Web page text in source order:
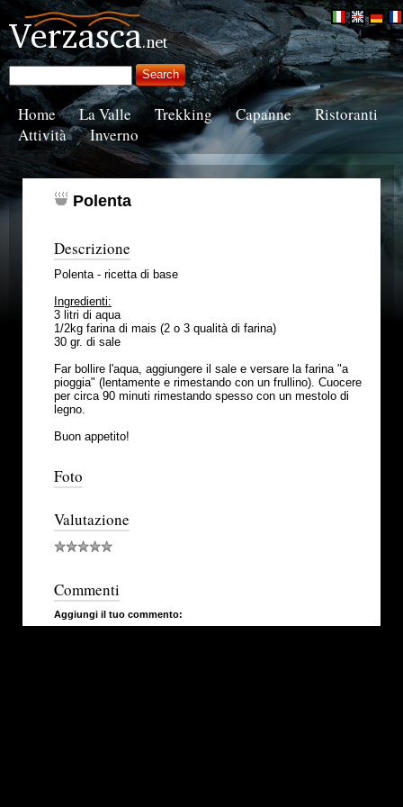
Home La Valle Trekking Capanne
Ristoranti
Attività
Inverno
Polenta
Descrizione
Polenta - ricetta di base
Ingredienti:
3 litri di aqua
1/2kg farina di mais (2 o 3 qualità di farina)
30 gr. di sale
Far bollire l'aqua, aggiungere il sale e versare la farina "a
pioggia" (lentamente e rimestando con un frullino). Cuocere
per circa 90 minuti rimestando spesso con un mestolo di
legno.
Buon appetito!
Foto
Valutazione
Commenti
Aggiungi il tuo commento: